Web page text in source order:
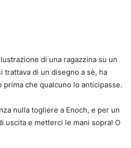
di una ragazzina su un
trattava di un disegno a sè, ha
che qualcuno lo anticipasse.
nulla togliere a Enoch, e per un
uscita e metterci le mani sopra! O